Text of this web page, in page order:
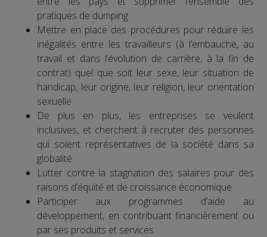
pratiques de dumping
Mettre en place des procédures pour réduire les
inégalités entre les travailleurs (à l’embauche, au
travail et dans l’évolution de carrière, à la fin de
contrat) quel que soit leur sexe, leur situation de
handicap, leur origine, leur religion, leur orientation
sexuelle
De plus en plus, les entreprises se veulent
inclusives, et cherchent à recruter des personnes
qui soient représentatives de la société dans sa
globalité
Lutter contre la stagnation des salaires pour des
raisons d’équité et de croissance économique
Participer aux programmes d’aide au
développement, en contribuant financièrement ou
par ses produits et services